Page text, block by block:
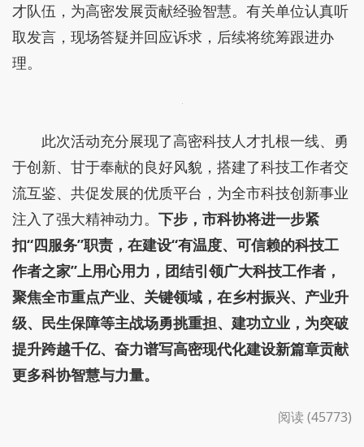
才队伍，为高密发展贡献经验智慧。有关单位认真听
取发言，现场答疑并回应诉求，后续将统筹跟进办
理。
此次活动充分展现了高密科技人才扎根一线、勇
于创新、甘于奉献的良好风貌，搭建了科技工作者交
流互鉴、共促发展的优质平台，为全市科技创新事业
注入了强大精神动力。 下步，市科协将进一步紧
扣“四服务”职责， 在建设“有温度、可信赖的科技工
作者之家”上用心用力 ，团结引领广大科技工作者，
聚焦全市重点产业、关键领域，在乡村振兴、产业升
级、民生保障等主战场勇挑重担、建功立业，为突破
提升跨越千亿、奋力谱写高密现代化建设新篇章贡献
更多科协智慧与力量。
阅读 (45773)